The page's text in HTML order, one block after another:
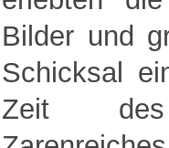
Bilder und
Schicksal
Zeit des